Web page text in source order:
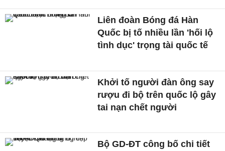
Liên đoàn Bóng đá Hàn
Quốc bị tố nhiều lần 'hối lộ
tình dục' trọng tài quốc tế
Khởi tố người đàn ông say
rượu đi bộ trên quốc lộ gây
tai nạn chết người
Bộ GD-ĐT công bố chi tiết